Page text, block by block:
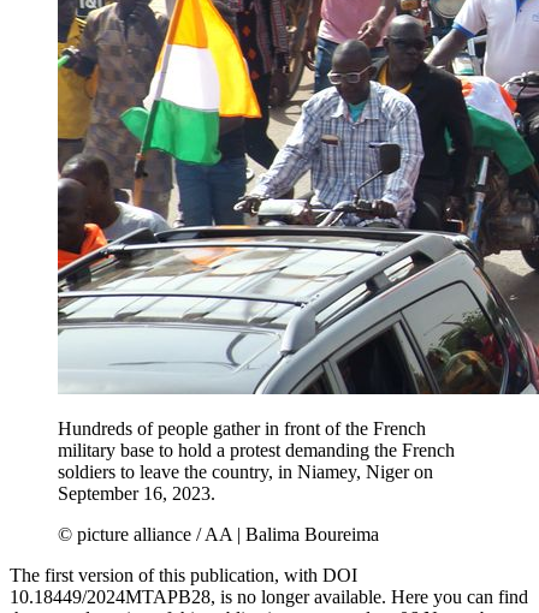
Hundreds of people gather in front of the French
military base to hold a protest demanding the French
soldiers to leave the country, in Niamey, Niger on
September 16, 2023.
© picture alliance / AA | Balima Boureima
The first version of this publication, with DOI
10.18449/2024MTAPB28, is no longer available. Here you can find